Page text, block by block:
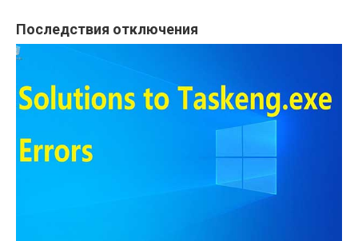
Последствия отключения